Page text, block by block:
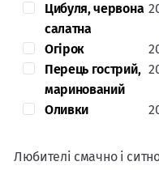
Цибуля, червона
салатна
Огірок
Перець гострий,
маринований
Оливки
Любителі смачно і